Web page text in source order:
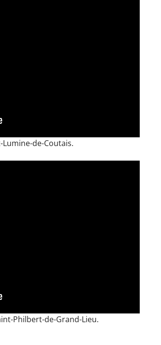
de-Coutais.
Philbert-de-Grand-Lieu.